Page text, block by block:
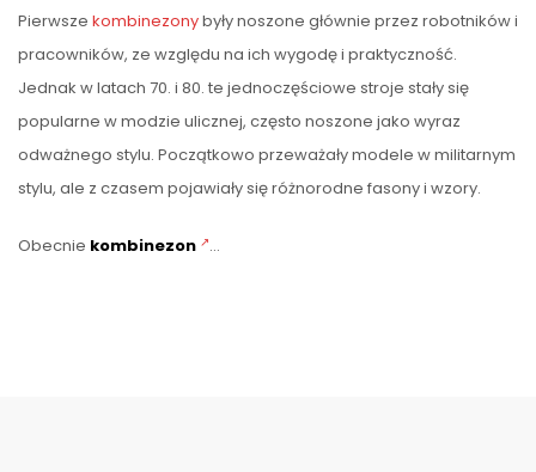
Pierwsze kombinezonybyły noszone głównie przez robotników i
pracowników, ze względu na ich wygodę i praktyczność.
Jednak w latach 70. i 80. te jednoczęściowe stroje stały się
popularne w modzie ulicznej, często noszone jako wyraz
odważnego stylu. Początkowo przeważały modele w militarnym
stylu, ale z czasem pojawiały się różnorodne fasony i wzory.
Obecnie kombinezon …